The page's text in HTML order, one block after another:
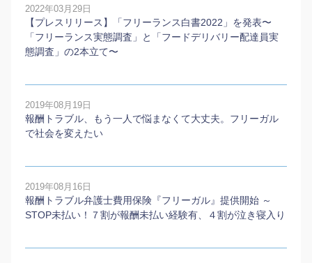
2022年03月29日
【プレスリリース】「フリーランス白書2022」を発表〜
「フリーランス実態調査」と「フードデリバリー配達員実
態調査」の2本⽴て〜
2019年08月19日
報酬トラブル、もう一人で悩まなくて大丈夫。フリーガル
で社会を変えたい
2019年08月16日
報酬トラブル弁護士費用保険『フリーガル』提供開始 ～
STOP未払い！７割が報酬未払い経験有、４割が泣き寝入り